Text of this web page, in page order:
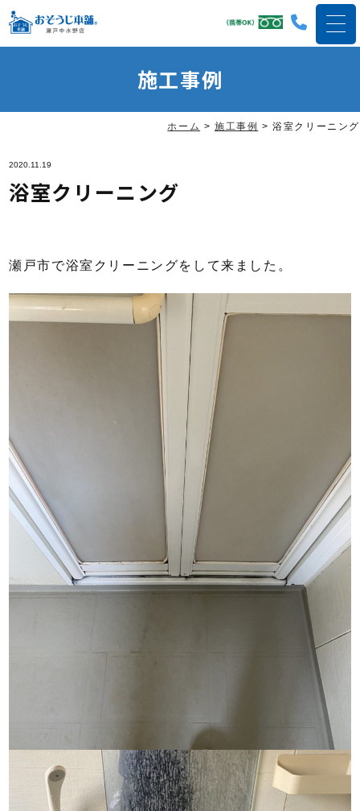
施工事例
ホーム > 施工事例 >浴室クリーニング
2020.11.19
浴室クリーニング
瀬戸市で浴室クリーニングをして来ました。